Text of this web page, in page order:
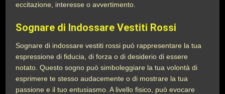
eccitazione, interesse o avvertimento.
Sognare di Indossare Vestiti Rossi
Sognare di indossare vestiti rossi può rappresentare la tua
espressione di fiducia, di forza o di desiderio di essere
notato. Questo sogno può simboleggiare la tua volontà di
esprimere te stesso audacemente o di mostrare la tua
passione e il tuo entusiasmo. A livello fisico, può evocare